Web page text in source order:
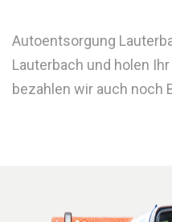
Autoentsorgung
Lauterbach und holen
bezahlen wir auch noch